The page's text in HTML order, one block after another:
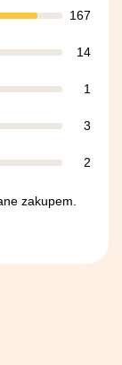
167
14
1
3
2
zakupem.